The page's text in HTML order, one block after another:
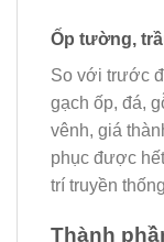
Ốp tường,
So với trước
gạch ốp, đá,
vênh, giá
phục được
trí truyền
Thành